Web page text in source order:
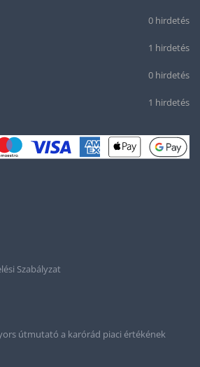
0 hirdetés
1 hirdetés
0 hirdetés
1 hirdetés
Szabályzat
útmutató a karórád piaci értékének